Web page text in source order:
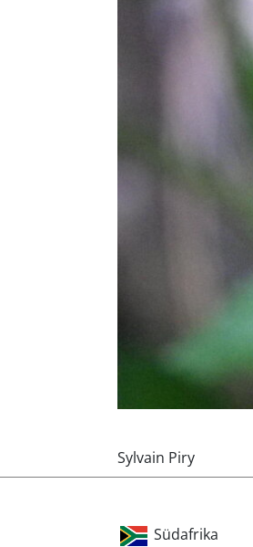
Sylvain Piry
Südafrika